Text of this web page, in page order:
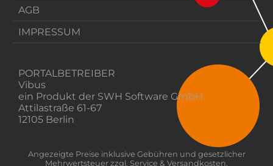
AGB
IMPRESSUM
PORTALBETREIBER
Vibus
ein Produkt der SWH Software GmbH
Attilastraße 61-67
12105 Berlin
Angezeigte Preise inklusive Gebühren und gesetzlicher
Mehrwertsteuer zzgl. Service & Versandkosten.